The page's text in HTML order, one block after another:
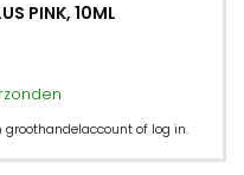
PINK, 10ML
groothandelaccount of log in.